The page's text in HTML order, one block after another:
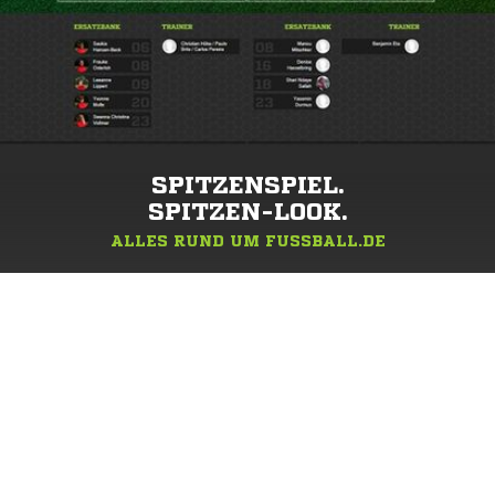
SPITZENSPIEL.
SPITZEN-LOOK.
ALLES RUND UM FUSSBALL.DE